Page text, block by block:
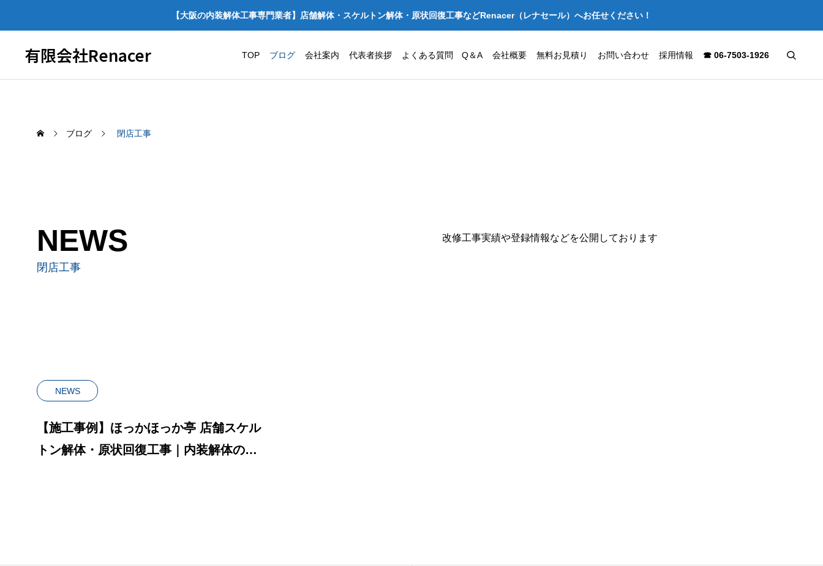
【大阪の内装解体工事専門業者】店舗解体・スケルトン解体・原状回復工事などRenacer（レナセール）へお任せください！
有限会社Renacer TOP ブログ 会社案内 代表者挨拶 よくある質問 Q＆A 会社概要 無料お見積り お問い合わせ 採用情報 ☎ 06-7503-1926
脱炭素経営宣言をしました！
ブログ 閉店工事
NEWS
閉店工事
改修工事実績や登録情報などを公開しております
NEWS
【施工事例】ほっかほっか亭 店舗スケル
トン解体・原状回復工事｜内装解体の流